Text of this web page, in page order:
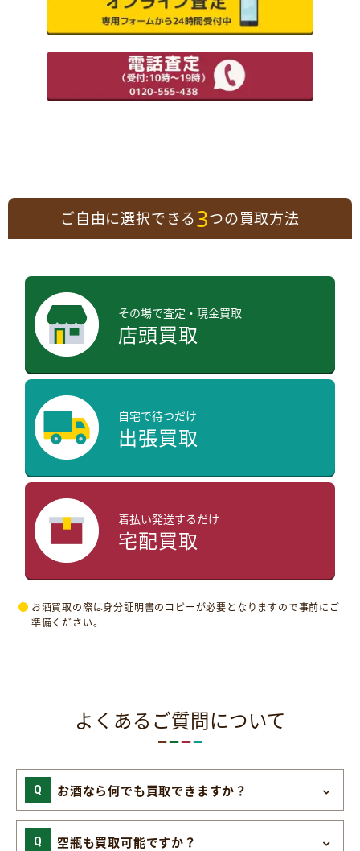
ご自由に選択できる3つの買取方法
その場で査定・現金買取
店頭買取
自宅で待つだけ
出張買取
着払い発送するだけ
宅配買取
お酒買取の際は身分証明書のコピーが必要となりますので事前にご
準備ください。
よくあるご質問について
お酒なら何でも買取できますか？
空瓶も買取可能ですか？